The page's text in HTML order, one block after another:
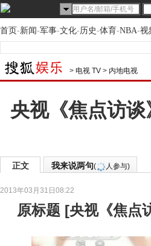
首页-新闻-军事-文化-历史-体育-NBA-视
> 电视 TV > 内地电视
央视《焦点访
正文 我来说两句( 人参与)
2013年03月31日08:22
原标题 [央视《焦点